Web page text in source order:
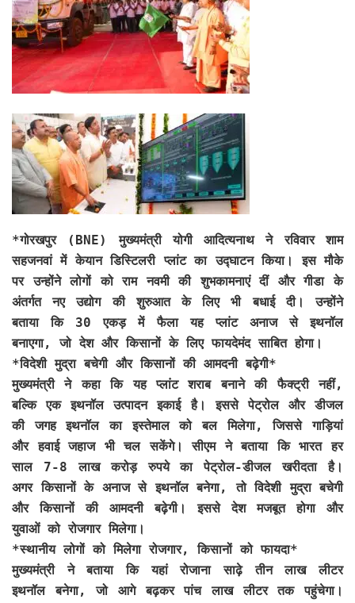
*गोरखपुर (BNE)
मुख्यमंत्री योगी आदित्यनाथ ने रविवार शाम
सहजनवां में केयान डिस्टिलरी प्लांट का उद्घाटन किया। इस मौके
पर उन्होंने लोगों को राम नवमी की शुभकामनाएं दीं और गीडा के
अंतर्गत नए उद्योग की शुरुआत के लिए भी बधाई दी। उन्होंने
बताया कि 30 एकड़ में फैला यह प्लांट अनाज से इथनॉल
बनाएगा, जो देश और किसानों के लिए फायदेमंद साबित होगा।
*विदेशी मुद्रा बचेगी और किसानों की आमदनी बढ़ेगी*
मुख्यमंत्री ने कहा कि यह प्लांट शराब बनाने की फैक्ट्री नहीं,
बल्कि एक इथनॉल उत्पादन इकाई है। इससे पेट्रोल और डीजल
की जगह इथनॉल का इस्तेमाल को बल मिलेगा, जिससे गाड़ियां
और हवाई जहाज भी चल सकेंगे। सीएम ने बताया कि भारत हर
साल 7-8 लाख करोड़ रुपये का पेट्रोल-डीजल खरीदता है।
अगर किसानों के अनाज से इथनॉल बनेगा, तो विदेशी मुद्रा बचेगी
और किसानों की आमदनी बढ़ेगी। इससे देश मजबूत होगा और
युवाओं को रोजगार मिलेगा।
*स्थानीय लोगों को मिलेगा रोजगार, किसानों को फायदा*
मुख्यमंत्री ने बताया कि यहां रोजाना साढ़े तीन लाख लीटर
इथनॉल बनेगा, जो आगे बढ़कर पांच लाख लीटर तक पहुंचेगा।